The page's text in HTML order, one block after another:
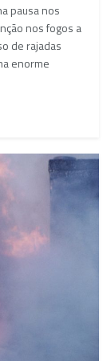
pausa nos
nos fogos a
de rajadas
enorme